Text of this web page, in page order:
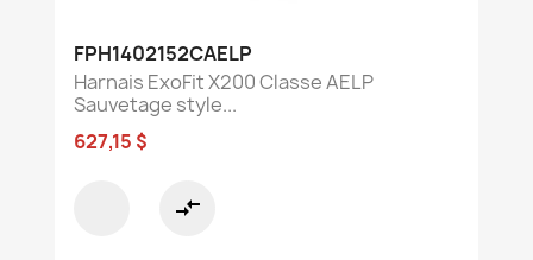
FPH1402152CAELP
Harnais ExoFit X200 Classe AELP
Sauvetage style...
627,15 $
compare_arrows